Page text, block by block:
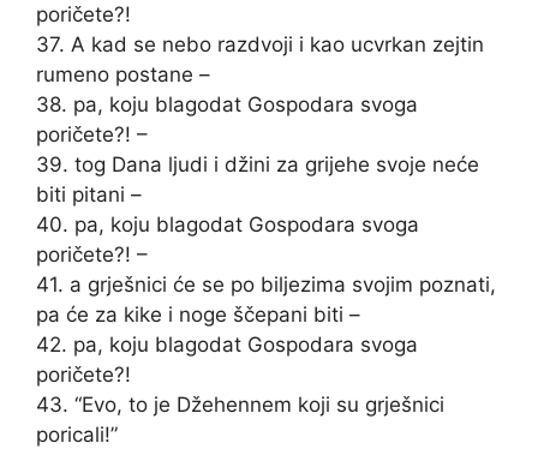
poričete?!
37. A kad se nebo razdvoji i kao ucvrkan zejtin
rumeno postane –
38. pa, koju blagodat Gospodara svoga
poričete?! –
39. tog Dana ljudi i džini za grijehe svoje neće
biti pitani –
40. pa, koju blagodat Gospodara svoga
poričete?! –
41. a grješnici će se po biljezima svojim poznati,
pa će za kike i noge ščepani biti –
42. pa, koju blagodat Gospodara svoga
poričete?!
43. “Evo, to je Džehennem koji su grješnici
poricali!”